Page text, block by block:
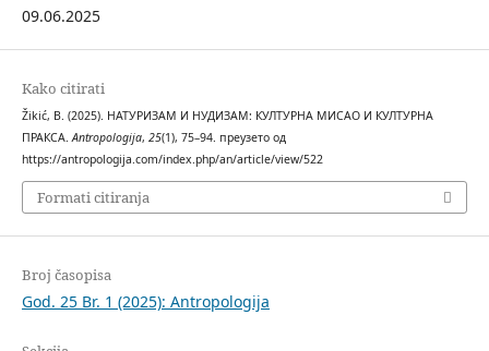
09.06.2025
Kako citirati
Žikić, B. (2025). НАТУРИЗАМ И НУДИЗАМ: КУЛТУРНА МИСАО И КУЛТУРНА
ПРАКСА.Antropologija, 25(1), 75–94. преузето од
https://antropologija.com/index.php/an/article/view/522
Formati citiranja
Broj časopisa
God. 25 Br. 1 (2025): Antropologija